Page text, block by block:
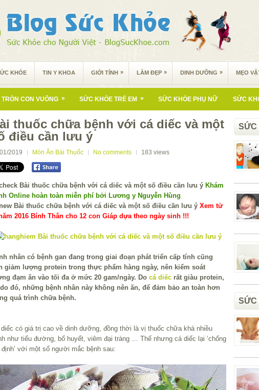
KHỎE TIN Y KHOA GIỚI TÍNH » LÀM ĐẸP » DINH DƯỠNG » MẸO
TRÒN CON VUÔNG » SỨC KHỎE TRẺ EM » SỨC KHỎE PHỤ NỮ SỨC
thuốc chữa bệnh với cá diếc và một
điều cần lưu ý
2019 Món Ăn Bài Thuốc No comments 183 views
Khám
Online hoàn toàn miễn phí bởi Lương y Nguyễn Hùng
Xem tử
2016 Bính Thân cho 12 con Giáp dựa theo ngày sinh !!!
nhân có bệnh gan đang trong giai đoạn phát triển cấp tính cũng
giảm lượng protein trong thực phẩm hàng ngày, nên kiểm soát
đạm ăn vào tối đa ở mức 20 gam/ngày. Do cá diếc rất giàu protein,
đó, những bệnh nhân này không nên ăn, để đảm bảo an toàn hơn
quá trình chữa bệnh.
diếc có giá trị cao về dinh dưỡng, đồng thời là vị thuốc chữa khá nhiều
như tiểu đường, bổ huyết, viêm đại tràng … Thế nhưng cá diếc lại ‘chống
định’ với một số người mắc bệnh sau:
SỨC
SỨC